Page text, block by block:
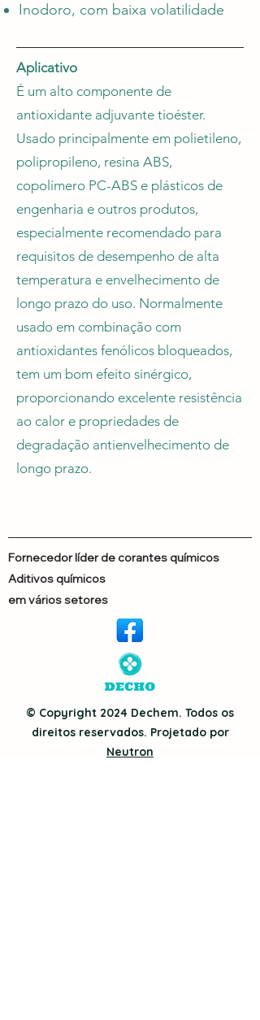
Inodoro, com baixa volatilidade
Aplicativo
É um alto componente de
antioxidante adjuvante tioéster.
Usado principalmente em polietileno,
polipropileno, resina ABS,
copolímero PC-ABS e plásticos de
engenharia e outros produtos,
especialmente recomendado para
requisitos de desempenho de alta
temperatura e envelhecimento de
longo prazo do uso. Normalmente
usado em combinação com
antioxidantes fenólicos bloqueados,
tem um bom efeito sinérgico,
proporcionando excelente resistência
ao calor e propriedades de
degradação antienvelhecimento de
longo prazo.
Fornecedor líder de corantes químicos
Aditivos químicos
em vários setores
© Copyright 2024 Dechem. Todos os
direitos reservados. Projetado por
Neutron